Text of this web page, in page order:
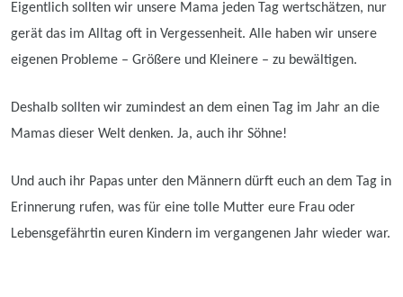
Eigentlich sollten wir unsere Mama jeden Tag wertschätzen, nur
gerät das im Alltag oft in Vergessenheit. Alle haben wir unsere
eigenen Probleme – Größere und Kleinere – zu bewältigen.
Deshalb sollten wir zumindest an dem einen Tag im Jahr an die
Mamas dieser Welt denken. Ja, auch ihr Söhne!
Und auch ihr Papas unter den Männern dürft euch an dem Tag in
Erinnerung rufen, was für eine tolle Mutter eure Frau oder
Lebensgefährtin euren Kindern im vergangenen Jahr wieder war.